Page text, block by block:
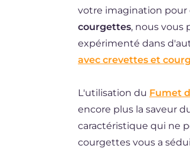
ES
NL
votre imagination pour
courgettes, nous vous
expérimenté dans
avec crevettes et
L'utilisation du Fumet
encore plus la saveur
caractéristique qui ne
courgettes vous a